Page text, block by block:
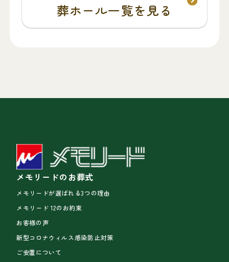
葬ホール一覧を見る
メモリードのお葬式
メモリードが選ばれる3つの理由
メモリード 12のお約束
お客様の声
新型コロナウィルス感染防止対策
ご安置について